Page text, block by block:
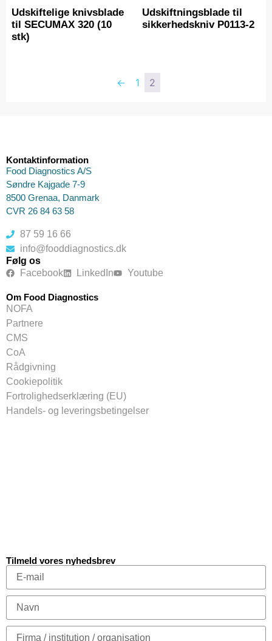
Udskiftelige knivsblade
til SECUMAX 320 (10
stk)
Udskiftningsblade til
sikkerhedskniv P0113-2
← 1 2
Kontaktinformation
Food Diagnostics A/S
Søndre Kajgade 7-9
8500 Grenaa, Danmark
CVR 26 84 63 58
87 59 16 66
info@fooddiagnostics.dk
Følg os
Facebook
LinkedIn Youtube
Om Food Diagnostics
NOFA
Partnere
CMS
CoA
Rådgivning
Cookiepolitik
Fortrolighedserklæring (EU)
Handels- og leveringsbetingelser
Tilmeld vores nyhedsbrev